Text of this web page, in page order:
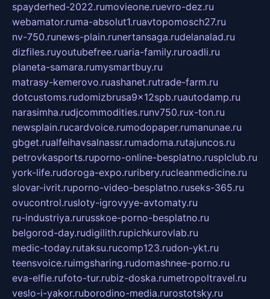
spayderhed-2022.rumovieone.ruevro-dez.ru
webamator.ruma-absolut1.ruavtopomosch27.ru
nv-750.runews-plain.runertansaga.rudelanalad.ru
dizfiles.ruyoutubefree.ruaria-family.ruroadli.ru
planeta-samara.rumysmartbuy.ru
matrasy-kemerovo.ruashanet.rutrade-farm.ru
dotcustoms.rudomizbrusa9x12spb.ruautodamp.ru
narasimha.rudjcommodities.runv750.rux-ton.ru
newsplain.rucardvoice.rumodopaper.rumanunae.ru
gbget.rualfeihavsalnassr.rumadoma.rutajuncos.ru
petrovkasports.ruporno-online-besplatno.rusplclub.ru
york-life.rudoroga-expo.ruribery.rucleanmedicine.ru
slovar-ivrit.ruporno-video-besplatno.ruseks-365.ru
ovucontrol.rusloty-igrovyye-avtomaty.ru
ru-industriya.rurusskoe-porno-besplatno.ru
belgorod-day.rudigilith.rupichkurovlab.ru
medic-today.rutaksu.rucomp123.rudon-ykt.ru
teensvoice.ruimgsharing.rudomashnee-porno.ru
eva-elfie.rufoto-tur.rubiz-doska.rumetropoltravel.ru
veslo-i-yakor.ruborodino-media.rurostotsky.ru